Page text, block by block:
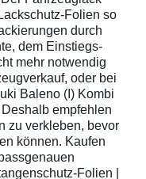
Folien so
durch
dem Einstiegs-
mehr notwendig
oder bei
Baleno (I) Kombi
empfehlen
zu verkleben, bevor
können. Kaufen
Folien |